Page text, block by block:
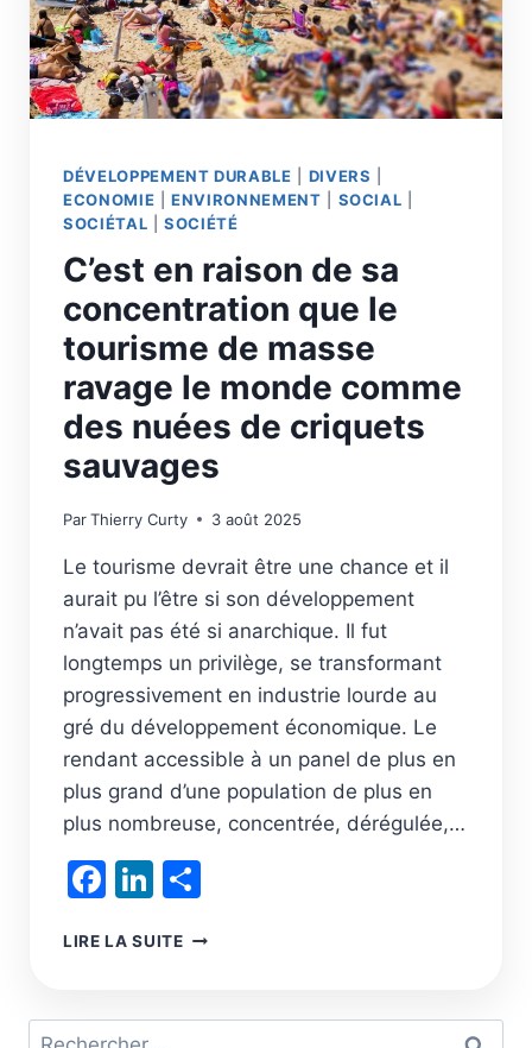
DÉVELOPPEMENT DURABLE DIVERS
ECONOMIE |ENVIRONNEMENT SOCIAL
SOCIÉTAL |SOCIÉTÉ
C’est en raison de sa
concentration que le
tourisme de masse
ravage le monde comme
des nuées de criquets
sauvages
ParThierry Curty 3 août 2025
Le tourisme devrait être une chance et il
aurait pu l’être si son développement
n’avait pas été si anarchique. Il fut
longtemps un privilège, se transformant
progressivement en industrie lourde au
gré du développement économique. Le
rendant accessible à un panel de plus en
plus grand d’une population de plus en
plus nombreuse, concentrée, dérégulée,…
Facebook
LinkedIn
LIRE LA SUITEC’EST
Rechercher :